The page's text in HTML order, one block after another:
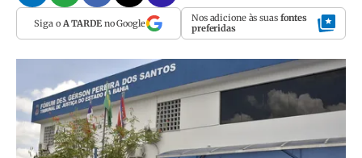
Siga o A TARDEno Google Nos adicione às suas fontes
preferidas